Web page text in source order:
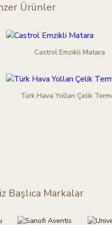
Ürünler
Castrol Emzikli Matara
Türk Hava Yolları Çelik
Başlıca Markalar